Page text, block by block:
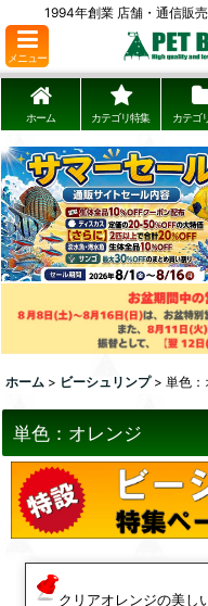
1994年創業 店舗・通信販
メニュー
ホーム カテゴリ特集 カテゴ
ホーム > ビーシュリンプ > 単色：
単色：オレンジ
クリアオレンジの美し